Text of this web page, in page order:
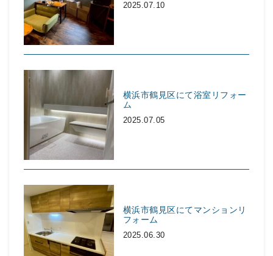
2025.07.10
横浜市鶴見区にて浴室リフォー
ム
2025.07.05
横浜市鶴見区にてマンションリ
フォーム
2025.06.30